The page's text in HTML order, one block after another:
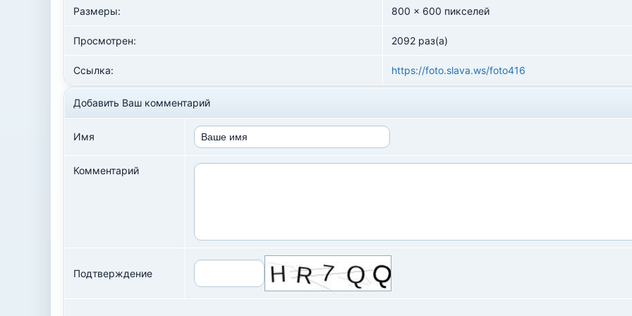
Размеры: 800 x 600 пикселей
Просмотрен: 2092 раз(а)
Ссылка: https://foto.slava.ws/foto416
Добавить Ваш комментарий
Имя
Комментарий
Подтверждение